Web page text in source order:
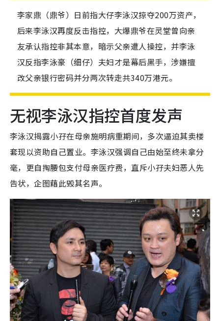
李家鼎（鼎爷）日前指大仔李泳汉掠夺200万资产，
后来李泳汉再度反击指控，大爆鼎爷在灵堂曾向亲
友承认指控非其本意，暗示父亲遭人操控，并李泳
汉反指李泳豪（细仔）夫妇才是幕后黑手，涉嫌擅
改父亲银行密码并分两次转走共340万港元。
无视李泳汉指控首度发声
李泳汉揭露小孖在母亲施明病重期间，多次逼迫其卖楼
套现以资助自己置业。李泳汉强调自己由始至终未拿分
毫，更自掏腰包支付母亲医疗费，直斥小孖夫妇恶人先
告状，企图藉此毁其名声。